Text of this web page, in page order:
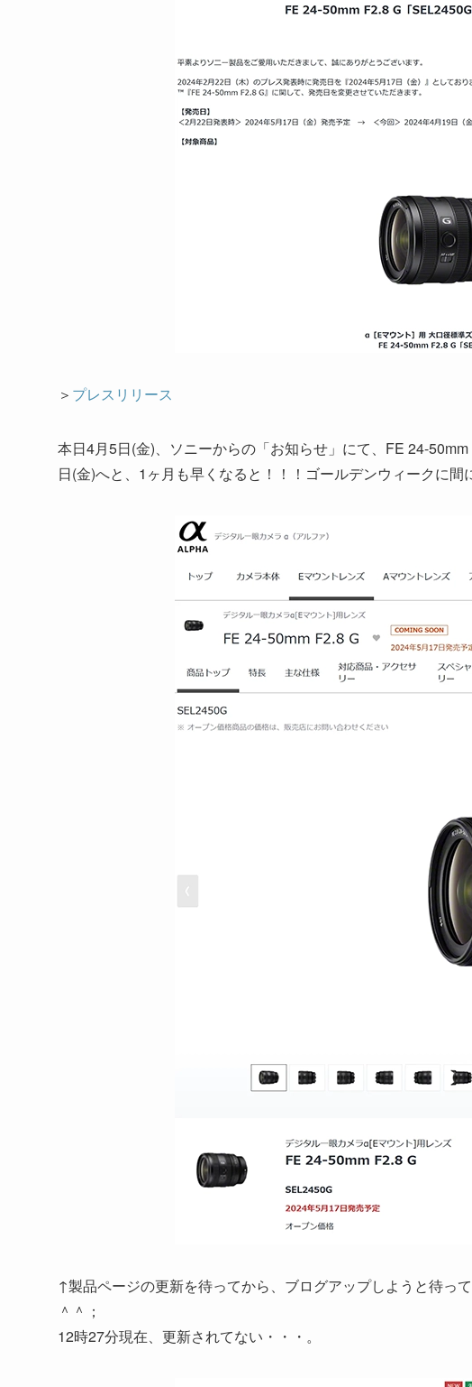
＞ プレスリリース
本日4月5日(金)、ソニーからの「お知らせ」にて、FE 24-
日(金)へと、1ヶ月も早くなると！！！ゴールデンウィークに間
↑製品ページの更新を待ってから、ブログアップしようと待っ
＾＾；
12時27分現在、更新されてない・・・。